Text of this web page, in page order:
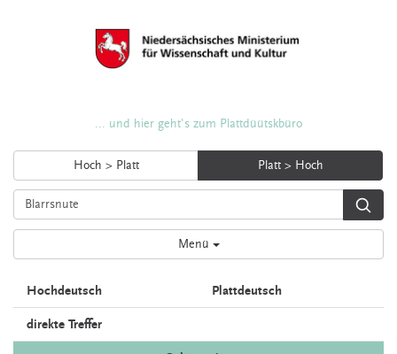
... und hier geht's zum Plattdüütskbüro
Hoch > Platt Platt > Hoch
Menü
Hochdeutsch Plattdeutsch
direkte Treffer